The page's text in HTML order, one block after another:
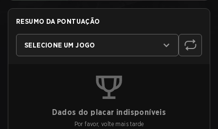
RESUMO DA PONTUAÇÃO
SELECIONE UM JOGO
Dados do placar indisponíveis
Por favor, volte mais tarde